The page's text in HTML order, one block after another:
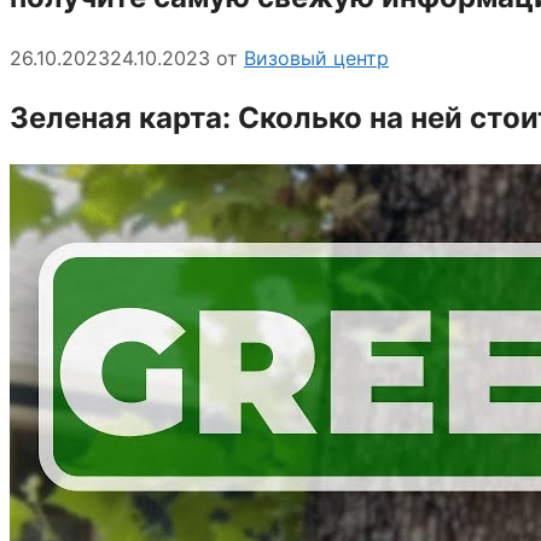
26.10.202324.10.2023 от Визовый центр
Зеленая карта: Сколько на ней